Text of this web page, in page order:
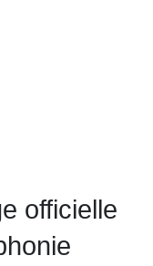
officielle